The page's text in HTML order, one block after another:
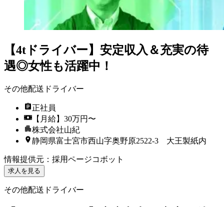
【4tドライバー】安定収入＆充実の待
遇◎女性も活躍中！
その他配送ドライバー
正社員
【月給】30万円〜
株式会社山紀
静岡県富士宮市西山字奥野原2522-3 大王製紙内
情報提供元 ： 採用ページコボット
求人を見る
その他配送ドライバー